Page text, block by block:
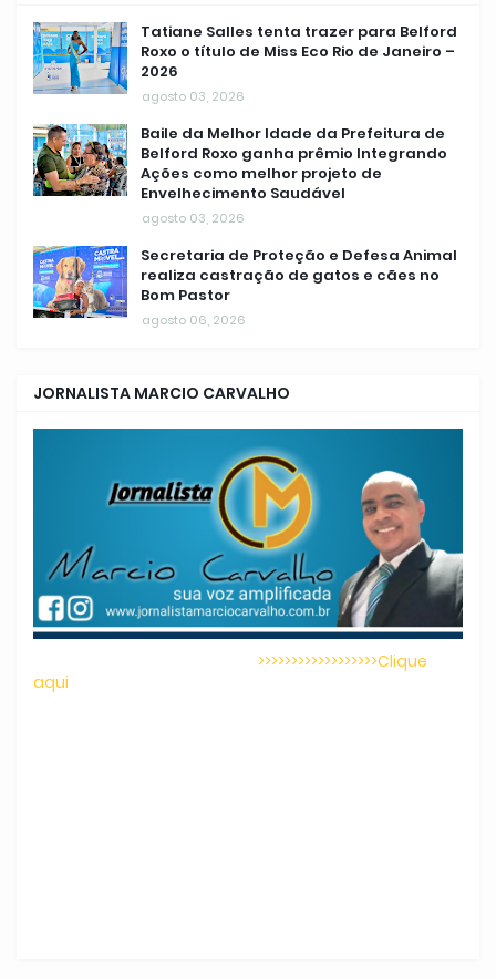
Tatiane Salles tenta trazer para Belford
Roxo o título de Miss Eco Rio de Janeiro –
2026
agosto 03, 2026
Baile da Melhor Idade da Prefeitura de
Belford Roxo ganha prêmio Integrando
Ações como melhor projeto de
Envelhecimento Saudável
agosto 03, 2026
Secretaria de Proteção e Defesa Animal
realiza castração de gatos e cães no
Bom Pastor
agosto 06, 2026
JORNALISTA MARCIO CARVALHO
>>>>>>>>>>>>>>>>>>Clique
aqui